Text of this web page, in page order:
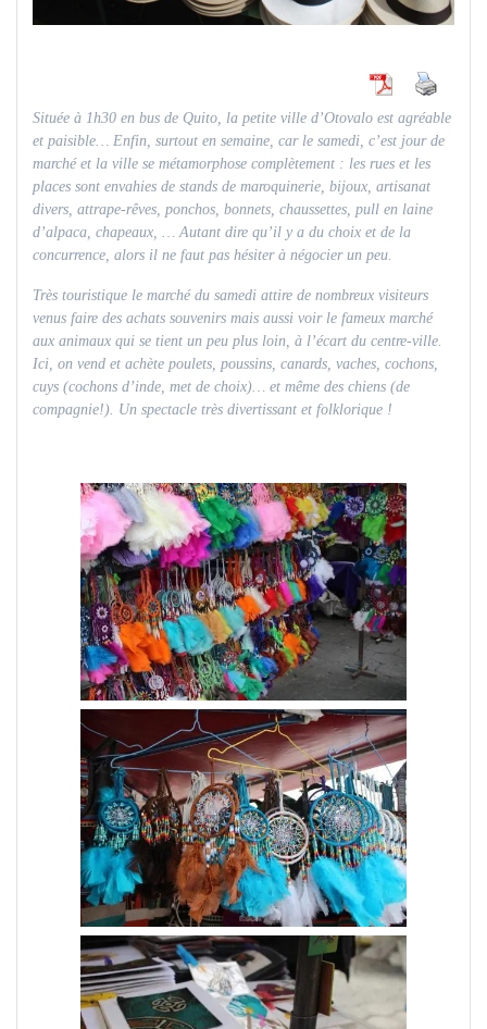
Située à 1h30 en bus de Quito, la petite ville d’Otovalo est agréable
et paisible… Enfin, surtout en semaine, car le samedi, c’est jour de
marché et la ville se métamorphose complètement : les rues et les
places sont envahies de stands de maroquinerie, bijoux, artisanat
divers, attrape-rêves, ponchos, bonnets, chaussettes, pull en laine
d’alpaca, chapeaux, … Autant dire qu’il y a du choix et de la
concurrence, alors il ne faut pas hésiter à négocier un peu.
Très touristique le marché du samedi attire de nombreux visiteurs
venus faire des achats souvenirs mais aussi voir le fameux marché
aux animaux qui se tient un peu plus loin, à l’écart du centre-ville.
Ici, on vend et achète poulets, poussins, canards, vaches, cochons,
cuys (cochons d’inde, met de choix)… et même des chiens (de
compagnie!). Un spectacle très divertissant et folklorique !